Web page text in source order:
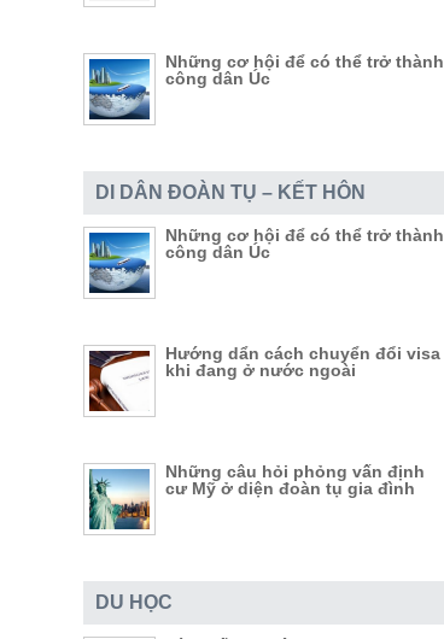
Những cơ hội để có thể trở thành
công dân Úc
DI DÂN ĐOÀN TỤ – KẾT HÔN
Những cơ hội để có thể trở thành
công dân Úc
Hướng dẩn cách chuyển đổi visa
khi đang ở nước ngoài
Những câu hỏi phỏng vấn định
cư Mỹ ở diện đoàn tụ gia đình
DU HỌC